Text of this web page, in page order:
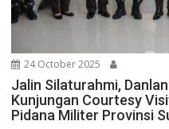
24 October 2025
Jalin Silaturahmi,
Kunjungan Courtesy
Pidana Militer Provinsi